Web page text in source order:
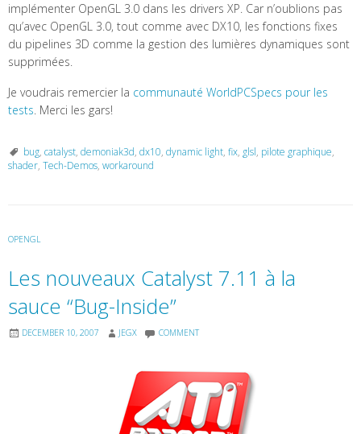
implémenter OpenGL 3.0 dans les drivers XP. Car n’oublions pas
qu’avec OpenGL 3.0, tout comme avec DX10, les fonctions fixes
du pipelines 3D comme la gestion des lumières dynamiques sont
supprimées.
Je voudrais remercier la communauté WorldPCSpecs pour les
tests. Merci les gars!
bug, catalyst, demoniak3d, dx10, dynamic light, fix, glsl, pilote graphique,
shader, Tech-Demos, workaround
OPENGL
Les nouveaux Catalyst 7.11 à la
sauce “Bug-Inside”
DECEMBER 10, 2007 JEGX COMMENT